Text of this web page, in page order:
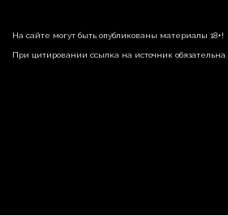
На сайте могут быть опубликованы материалы 18+!
При цитировании ссылка на источник обязательна.